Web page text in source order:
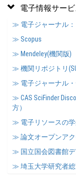
電子情報サービ
≫ 電子ジャーナル
≫ Scopus
≫ Mendeley(機関版)
≫ 機関リポジトリ
≫ 電子ジャーナル・
≫ CAS SciFinder
方）
≫ 電子リソースの
≫ 論文オープンア
≫ 国立国会図書館
≫ 埼玉大学研究者